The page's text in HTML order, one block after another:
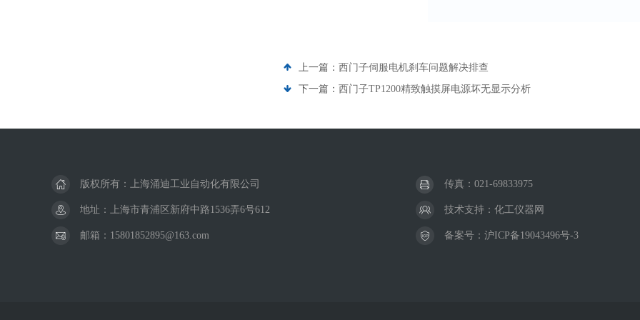
上一篇： 西门子伺服电机刹车问题解决排查
下一篇： 西门子TP1200精致触摸屏电源坏无显示分析
版权所有：上海涌迪工业自动化有限公司 传真：021-69833975
地址：上海市青浦区新府中路1536弄6号612 技术支持： 化工仪器网
邮箱：15801852895@163.com 备案号： 沪ICP备19043496号-3